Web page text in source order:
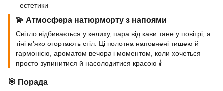
естетики
💫 Атмосфера натюрморту з напоями
Світло відбивається у келиху, пара від кави тане у повітрі, а
тіні м’яко огортають стіл. Ці полотна наповнені тишею й
гармонією, ароматом вечора і моментом, коли хочеться
просто зупинитися й насолодитися красою 🕯️
🎯 Порада